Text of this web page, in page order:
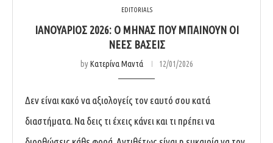
EDITORIALS
ΙΑΝΟΥΆΡΙΟΣ 2026: Ο ΜΉΝΑΣ ΠΟΥ ΜΠΑΊΝΟΥΝ ΟΙ
ΝΈΕΣ ΒΆΣΕΙΣ
byΚατερίνα Μαντά 12/01/2026
Δεν είναι κακό να αξιολογείς τον εαυτό σου κατά
διαστήματα. Να δεις τι έχεις κάνει και τι πρέπει να